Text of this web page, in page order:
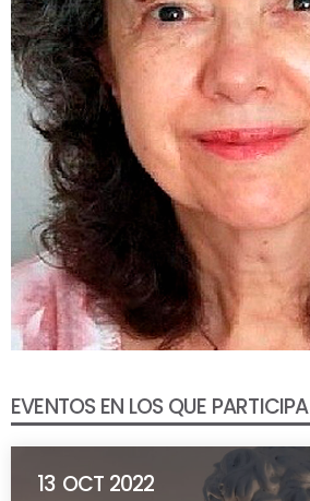
EVENTOS EN LOS QUE PARTICIPA
13 OCT 2022